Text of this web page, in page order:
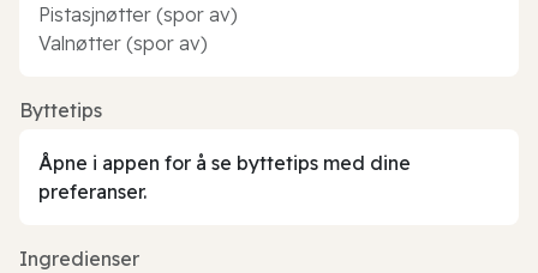
Pistasjnøtter (spor av)
Valnøtter (spor av)
Byttetips
Åpne i appen for å se byttetips med dine
preferanser.
Ingredienser